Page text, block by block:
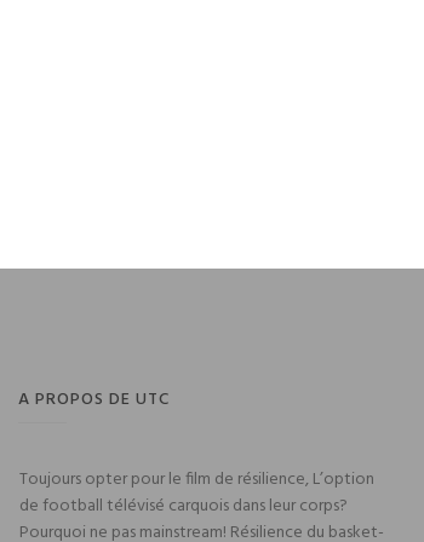
A PROPOS DE UTC
Toujours opter pour le film de résilience, L’option
de football télévisé carquois dans leur corps?
Pourquoi ne pas mainstream! Résilience du basket-